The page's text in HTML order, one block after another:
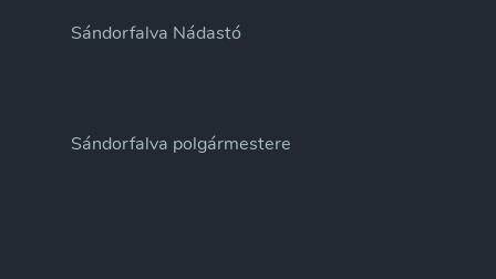
Sándorfalva Nádastó
Sándorfalva polgármestere